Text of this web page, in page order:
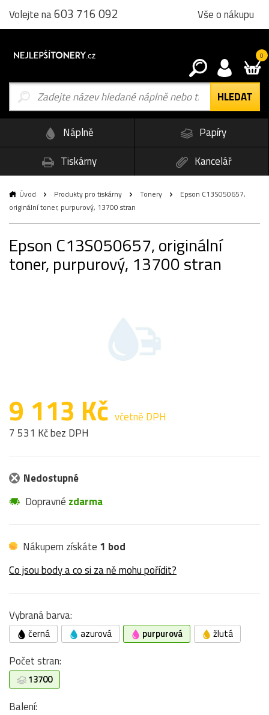
Volejte na603 716 092 Vše o nákupu
0
Náplně
Papíry
Tiskárny
Kancelář
Úvod Produkty pro tiskárny Tonery
Epson C13S050657,
originální toner, purpurový, 13700 stran
Epson C13S050657, originální
toner, purpurový, 13700 stran
9 113 Kč včetně DPH
7 531 Kč bez DPH
Nedostupné
Dopravné zdarma
Nákupem získáte 1 bod
Co jsou body a co si za ně mohu pořídit?
Vybraná barva:
černá azurová purpurová žlutá
Počet stran:
13700
Balení: